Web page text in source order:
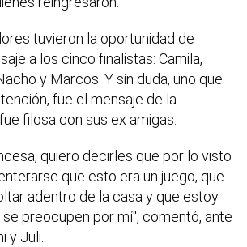
tuvieron la oportunidad de
a los cinco finalistas: Camila,
y Marcos. Y sin duda, uno que
fue el mensaje de la
filosa con sus ex amigas.
quiero decirles que por lo visto
que esto era un juego, que
adentro de la casa y que estoy
se preocupen por mí", comentó, ante
y Juli.